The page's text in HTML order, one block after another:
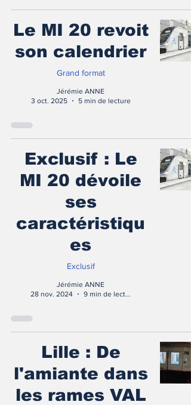
Le MI 20 revoit
son calendrier
Grand format
Jérémie ANNE
3 oct. 2025
5 min de lecture
Exclusif : Le
MI 20 dévoile
ses
caractéristiqu
es
Exclusif
Jérémie ANNE
28 nov. 2024
9 min de lecture
Lille : De
l'amiante dans
les rames VAL